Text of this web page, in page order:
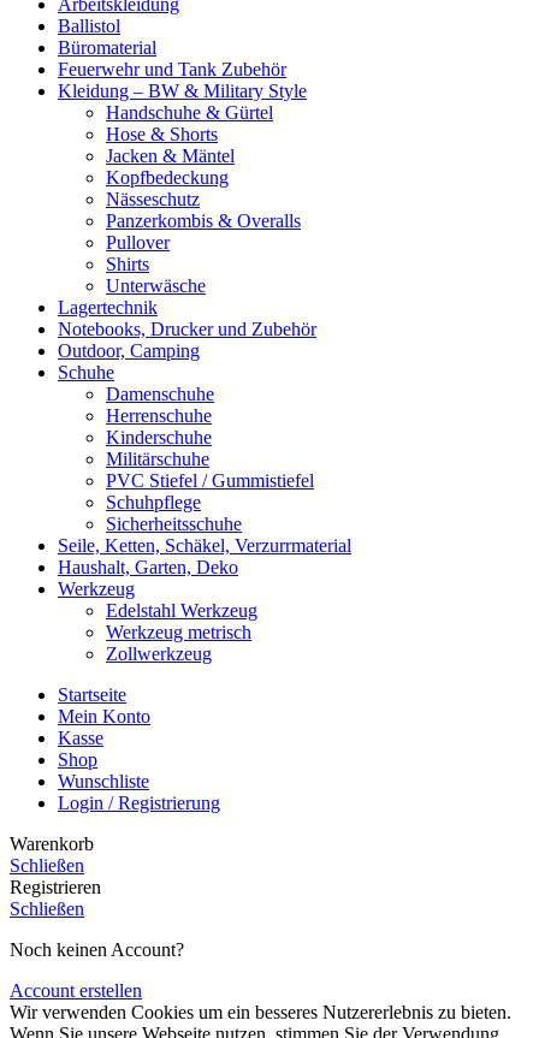
Arbeitskleidung
Ballistol
Büromaterial
Feuerwehr und Tank Zubehör
Kleidung – BW & Military Style
Handschuhe & Gürtel
Hose & Shorts
Jacken & Mäntel
Kopfbedeckung
Nässeschutz
Panzerkombis & Overalls
Pullover
Shirts
Unterwäsche
Lagertechnik
Notebooks, Drucker und Zubehör
Outdoor, Camping
Schuhe
Damenschuhe
Herrenschuhe
Kinderschuhe
Militärschuhe
PVC Stiefel / Gummistiefel
Schuhpflege
Sicherheitsschuhe
Seile, Ketten, Schäkel, Verzurrmaterial
Haushalt, Garten, Deko
Werkzeug
Edelstahl Werkzeug
Werkzeug metrisch
Zollwerkzeug
Startseite
Mein Konto
Kasse
Shop
Wunschliste
Login / Registrierung
Warenkorb
Schließen
Registrieren
Schließen
Noch keinen Account?
Account erstellen
Wir verwenden Cookies um ein besseres Nutzererlebnis zu bieten.